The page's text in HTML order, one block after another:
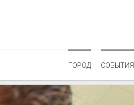
ГОРОД СОБЫТИЯ